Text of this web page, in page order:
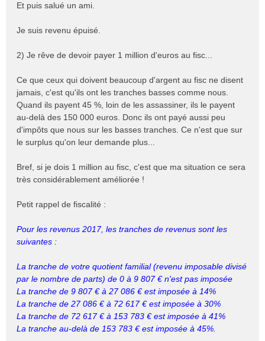
l
Et puis salué un ami.
Je suis revenu épuisé.
2) Je rêve de devoir payer 1 million d'euros au fisc...
Ce que ceux qui doivent beaucoup d'argent au fisc ne disent
jamais, c'est qu'ils ont les tranches basses comme nous.
Quand ils payent 45 %, loin de les assassiner, ils le payent
au-delà des 150 000 euros. Donc ils ont payé aussi peu
d'impôts que nous sur les basses tranches. Ce n'est que sur
le surplus qu'on leur demande plus...
Bref, si je dois 1 million au fisc, c'est que ma situation ce sera
très considérablement améliorée !
Petit rappel de fiscalité :
Pour les revenus 2017, les tranches de revenus sont les
suivantes :
La tranche de votre quotient familial (revenu imposable divisé
par le nombre de parts) de 0 à 9 807 € n'est pas imposée
La tranche de 9 807 € à 27 086 € est imposée à 14%
La tranche de 27 086 € à 72 617 € est imposée à 30%
La tranche de 72 617 € à 153 783 € est imposée à 41%
La tranche au-delà de 153 783 € est imposée à 45%.